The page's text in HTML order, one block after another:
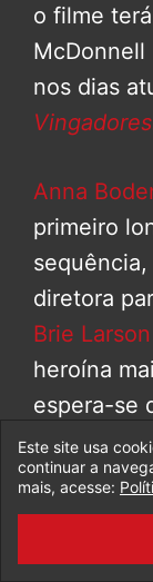
o filme
McDonnell
nos dias
Anna
primeiro
diretora
Brie Larson
heroína
espera-se
criativo
chegar
Este site usa
continuar a
mais, acesse: